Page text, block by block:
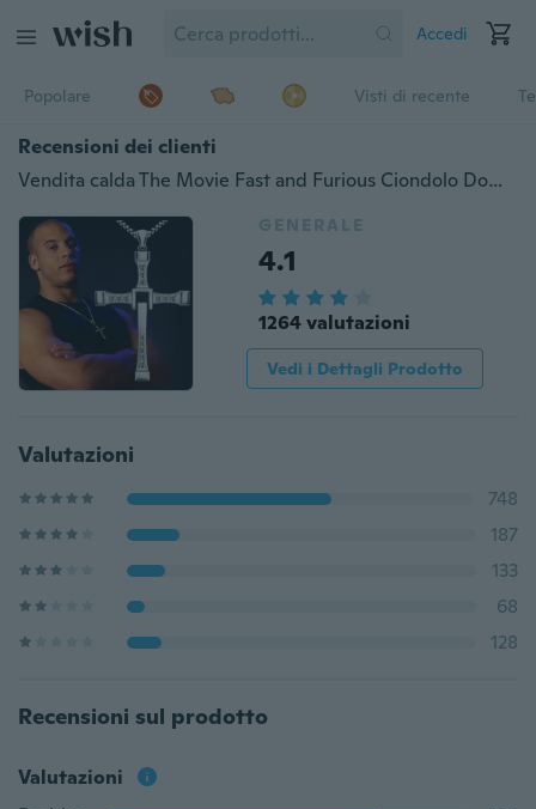
Accedi
Popolare Visti di recente
Recensioni dei clienti
Vendita calda The Movie Fast and Furious Ciondolo Dominic Toretto Cross Collana da uomo Drop
GENERALE
4.1
1264 valutazioni
Vedi i Dettagli Prodotto
Valutazioni
748
187
133
68
128
Recensioni sul prodotto
Valutazioni